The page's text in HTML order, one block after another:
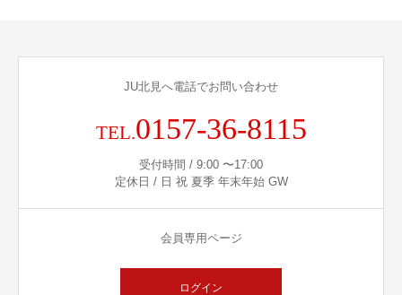
JU北見へ電話でお問い合わせ
TEL.0157-36-8115
受付時間 / 9:00 〜17:00
定休日 / 日 祝 夏季 年末年始 GW
会員専用ページ
ログイン